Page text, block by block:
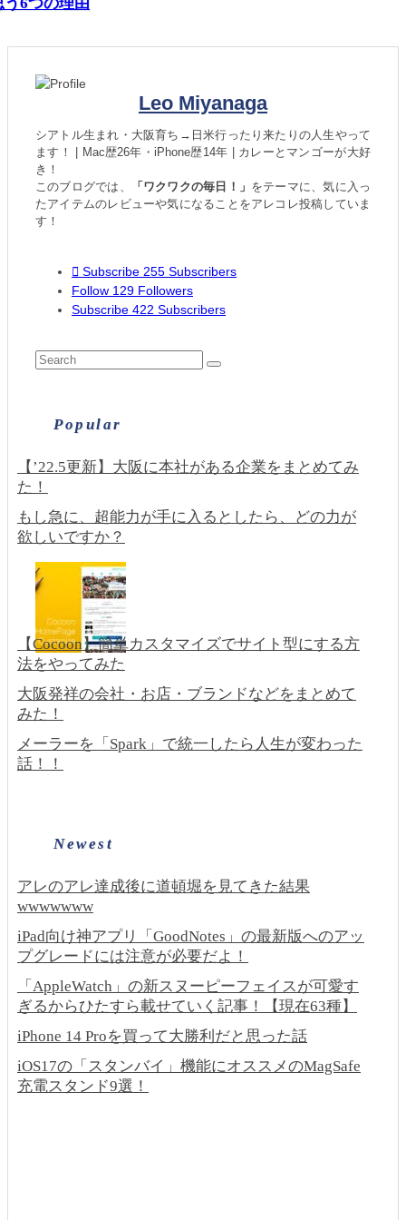
Leo Miyanaga
シアトル生まれ・大阪育ち→日米行ったり来たりの人生やって
ます！ | Mac歴26年・iPhone歴14年 | カレーとマンゴーが大好
き！
このブログでは、
「ワクワクの毎日！」 をテーマに、気に入っ
たアイテムのレビューや気になることをアレコレ投稿していま
す！
Subscribe 255 Subscribers
Follow 129 Followers
Subscribe 422 Subscribers
Popular
【’22.5更新】大阪に本社がある企業をまとめてみ
た！
もし急に、超能力が手に入るとしたら、どの力が
欲しいですか？
【Cocoon】簡単カスタマイズでサイト型にする方
法をやってみた
大阪発祥の会社・お店・ブランドなどをまとめて
みた！
メーラーを「Spark」で統一したら人生が変わった
話！！
Newest
アレのアレ達成後に道頓堀を見てきた結果
wwwwwww
iPad向け神アプリ「GoodNotes」の最新版へのアッ
プグレードには注意が必要だよ！
「AppleWatch」の新スヌーピーフェイスが可愛す
ぎるからひたすら載せていく記事！【現在63種】
iPhone 14 Proを買って大勝利だと思った話
iOS17の「スタンバイ」機能にオススメのMagSafe
充電スタンド9選！